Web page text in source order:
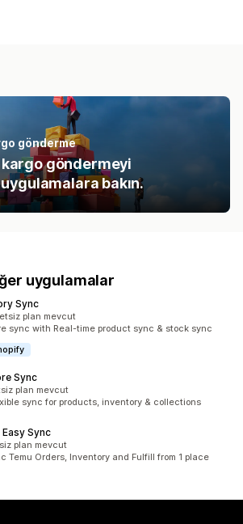
gönderme
kargo göndermeyi
bakın.
uygulamalar
Sync
plan mevcut
sync with Real-time product sync & stock sync
Sync
plan mevcut
sync for products, inventory & collections
Easy Sync
plan mevcut
Temu Orders, Inventory and Fulfill from 1 place